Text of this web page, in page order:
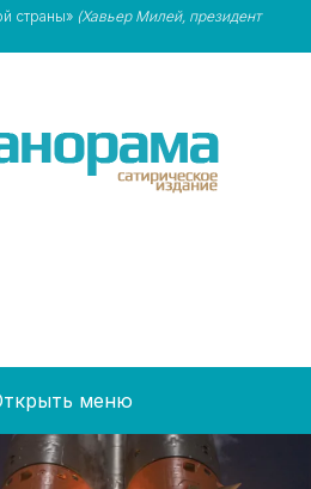
страны» (Хавьер Милей, президент
меню